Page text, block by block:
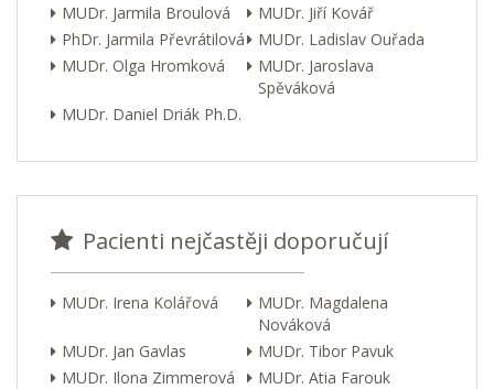
MUDr. Jarmila Broulová
MUDr. Jiří Kovář
PhDr. Jarmila Převrátilová
MUDr. Ladislav Ouřada
MUDr. Olga Hromková
MUDr. Jaroslava
Spěváková
MUDr. Daniel Driák Ph.D.
Pacienti nejčastěji doporučují
MUDr. Irena Kolářová
MUDr. Magdalena
Nováková
MUDr. Jan Gavlas
MUDr. Tibor Pavuk
MUDr. Ilona Zimmerová
MUDr. Atia Farouk